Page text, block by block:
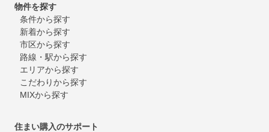
物件を探す
条件から探す
新着から探す
市区から探す
路線・駅から探す
エリアから探す
こだわりから探す
MIXから探す
住まい購入のサポート